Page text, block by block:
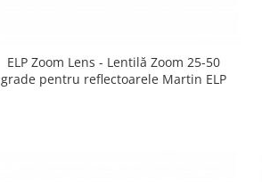
ELP Zoom Lens - Lentilă Zoom 25-50
grade pentru reflectoarele Martin ELP